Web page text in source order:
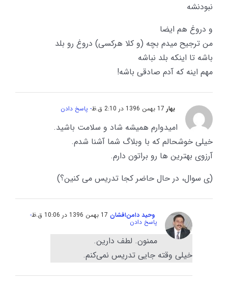
نبودنشه
و دروغ هم ایضا
من ترجیح میدم بچه (و کلا هرکسی) دروغ رو بلد
باشه تا اینکه بلد نباشه
مهم اینه که آدم صادقی باشه!
بهار - پاسخ دادن
امیدوارم همیشه شاد و سلامت باشید.
خیلی خوشحالم که با وبلاگ شما آشنا شدم.
آرزوی بهترین ها رو براتون دارم.
(ی سوال، در حال حاضر کجا تدریس می کنین؟)
وحید دامن‌افشان -
پاسخ دادن
ممنون. لطف دارین.
خیلی وقته جایی تدریس نمی‌کنم.